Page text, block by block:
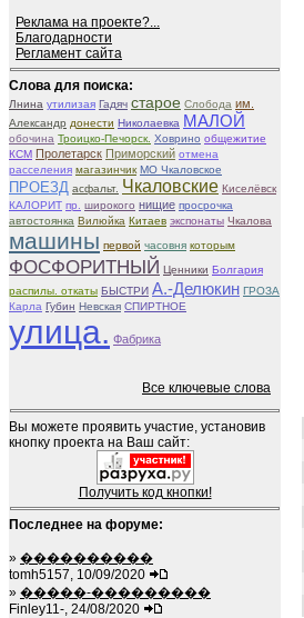
Реклама на проекте?...
Благодарности
Регламент сайта
Слова для поиска:
Лнина утилизая Гадяч старое Слобода им.
Александр донести Николаевка МАЛОЙ
обочина Троицко-Печорск. Ховрино общежитие
КСМ Пролетарск Приморский отмена
расселения магазинчик МО Чкаловское
ПРОЕЗД асфальт. Чкаловские Киселёвск
КАЛОРИТ пр. широкого нищие просрочка
автостоянка Вилюйка Китаев экспонаты Чкалова
машины первой часовня которым
ФОСФОРИТНЫЙ Ценники Болгария
распилы. откаты БЫСТРИ А.-Делюкин ГРОЗА
Карла Губин Невская СПИРТНОЕ
улица. Фабрика
Все ключевые слова
Вы можете проявить участие, установив
кнопку проекта на Ваш сайт:
Получить код кнопки!
Последнее на форуме:
» ����������
tomh5157, 10/09/2020
» �����-���������
Finley11-, 24/08/2020